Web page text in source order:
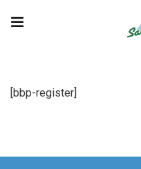
[bbp-register]